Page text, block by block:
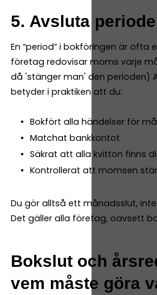
5. Avsluta
En “period” i bokföringen är
företag redovisar moms varje
då 'stänger man' den perioden)
betyder i praktiken att du:
Bokfört alla händelser för
Matchat bankkontot
Säkrat att alla kvitton finns
Kontrollerat att momsen
Du gör alltså ett månadsslut,
Det gäller alla företag, oavsett
Bokslut och
vem måste göra